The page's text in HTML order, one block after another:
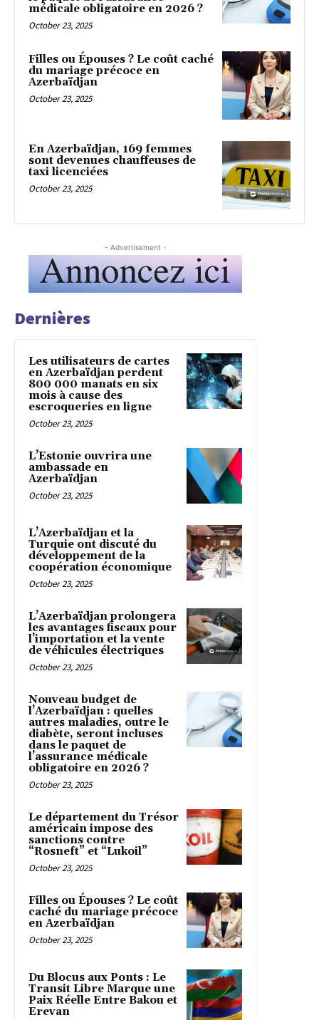
médicale obligatoire en 2026 ?
October 23, 2025
Filles ou Épouses ? Le coût caché
du mariage précoce en
Azerbaïdjan
October 23, 2025
En Azerbaïdjan, 169 femmes
sont devenues chauffeuses de
taxi licenciées
October 23, 2025
- Advertisement -
Dernières
Les utilisateurs de cartes
en Azerbaïdjan perdent
800 000 manats en six
mois à cause des
escroqueries en ligne
October 23, 2025
L’Estonie ouvrira une
ambassade en
Azerbaïdjan
October 23, 2025
L’Azerbaïdjan et la
Turquie ont discuté du
développement de la
coopération économique
October 23, 2025
L’Azerbaïdjan prolongera
les avantages fiscaux pour
l’importation et la vente
de véhicules électriques
October 23, 2025
Nouveau budget de
l’Azerbaïdjan : quelles
autres maladies, outre le
diabète, seront incluses
dans le paquet de
l’assurance médicale
obligatoire en 2026 ?
October 23, 2025
Le département du Trésor
américain impose des
sanctions contre
“Rosneft” et “Lukoil”
October 23, 2025
Filles ou Épouses ? Le coût
caché du mariage précoce
en Azerbaïdjan
October 23, 2025
Du Blocus aux Ponts : Le
Transit Libre Marque une
Paix Réelle Entre Bakou et
Erevan